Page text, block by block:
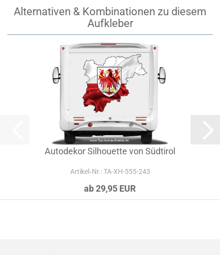
Alternativen & Kombinationen zu diesem
Aufkleber
Autodekor Silhouette von Südtirol
Artikel‑Nr.: TA-XH-555-243
ab 29,95 EUR